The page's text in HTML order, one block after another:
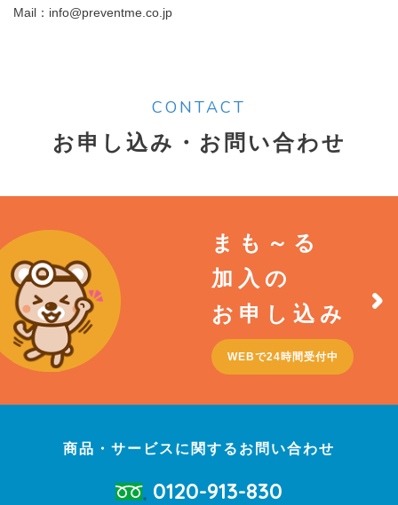
Mail：info@preventme.co.jp
CONTACT
お申し込み・お問い合わせ
まも～る
加入の
お申し込み
WEBで24時間受付中
商品・サービスに関するお問い合わせ
0120-913-830